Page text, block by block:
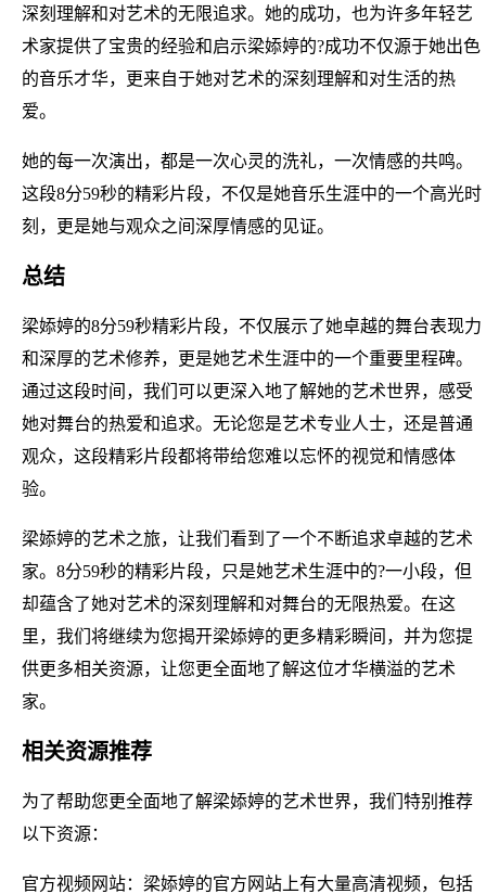
深刻理解和对艺术的无限追求。她的成功，也为许多年轻艺
术家提供了宝贵的经验和启示梁婖婷的?成功不仅源于她出色
的音乐才华，更来自于她对艺术的深刻理解和对生活的热
爱。
她的每一次演出，都是一次心灵的洗礼，一次情感的共鸣。
这段8分59秒的精彩片段，不仅是她音乐生涯中的一个高光时
刻，更是她与观众之间深厚情感的见证。
总结
梁婖婷的8分59秒精彩片段，不仅展示了她卓越的舞台表现力
和深厚的艺术修养，更是她艺术生涯中的一个重要里程碑。
通过这段时间，我们可以更深入地了解她的艺术世界，感受
她对舞台的热爱和追求。无论您是艺术专业人士，还是普通
观众，这段精彩片段都将带给您难以忘怀的视觉和情感体
验。
梁婖婷的艺术之旅，让我们看到了一个不断追求卓越的艺术
家。8分59秒的精彩片段，只是她艺术生涯中的?一小段，但
却蕴含了她对艺术的深刻理解和对舞台的无限热爱。在这
里，我们将继续为您揭开梁婖婷的更多精彩瞬间，并为您提
供更多相关资源，让您更全面地了解这位才华横溢的艺术
家。
相关资源推荐
为了帮助您更全面地了解梁婖婷的艺术世界，我们特别推荐
以下资源：
官方视频网站：梁婖婷的官方网站上有大量高清视频，包括